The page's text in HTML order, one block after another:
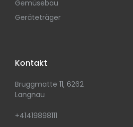
Gemüsebau
Geräteträger
Kontakt
Bruggmatte 11, 6262
Langnau
+41419898111